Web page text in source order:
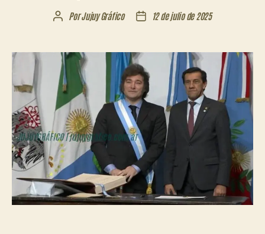
Autor
entrada
PorJujuy Gráfico
Fecha
entrada
12 de julio de 2025